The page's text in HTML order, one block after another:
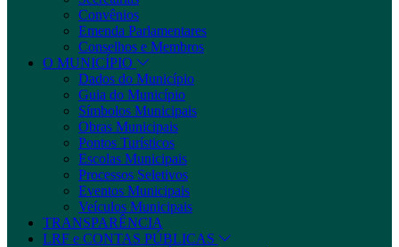
Convênios
Emenda Parlamentares
Conselhos e Membros
O MUNICÍPIO
Dados do Município
Guia do Município
Símbolos Municipais
Obras Municipais
Pontos Turísticos
Escolas Municipais
Processos Seletivos
Eventos Municipais
Veículos Municipais
TRANSPARÊNCIA
LRF e CONTAS PÚBLICAS